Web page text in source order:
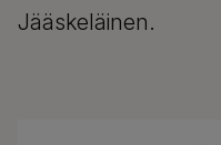
Jääskeläinen.